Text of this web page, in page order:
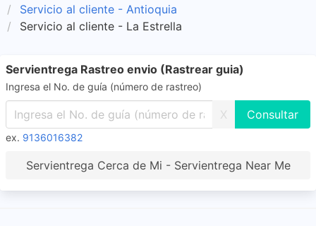
Servicio al cliente - Antioquia
Servicio al cliente - La Estrella
Servientrega Rastreo envio (Rastrear guia)
Ingresa el No. de guía (número de rastreo)
X
ex. 9136016382
Servientrega Cerca de Mi - Servientrega Near Me